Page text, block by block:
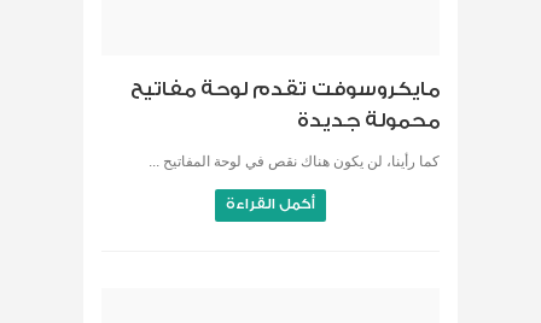
مايكروسوفت تقدم لوحة مفاتيح
محمولة جديدة
كما رأينا، لن يكون هناك نقص في لوحة المفاتيح ...
أكمل القراءة